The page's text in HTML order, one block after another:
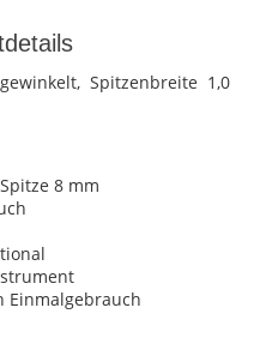
Spitzenbreite 1,0
8 mm
Einmalgebrauch